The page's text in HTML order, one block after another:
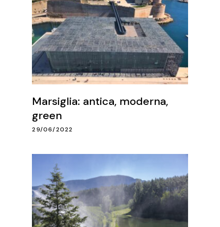
Marsiglia: antica, moderna,
green
29/06/2022